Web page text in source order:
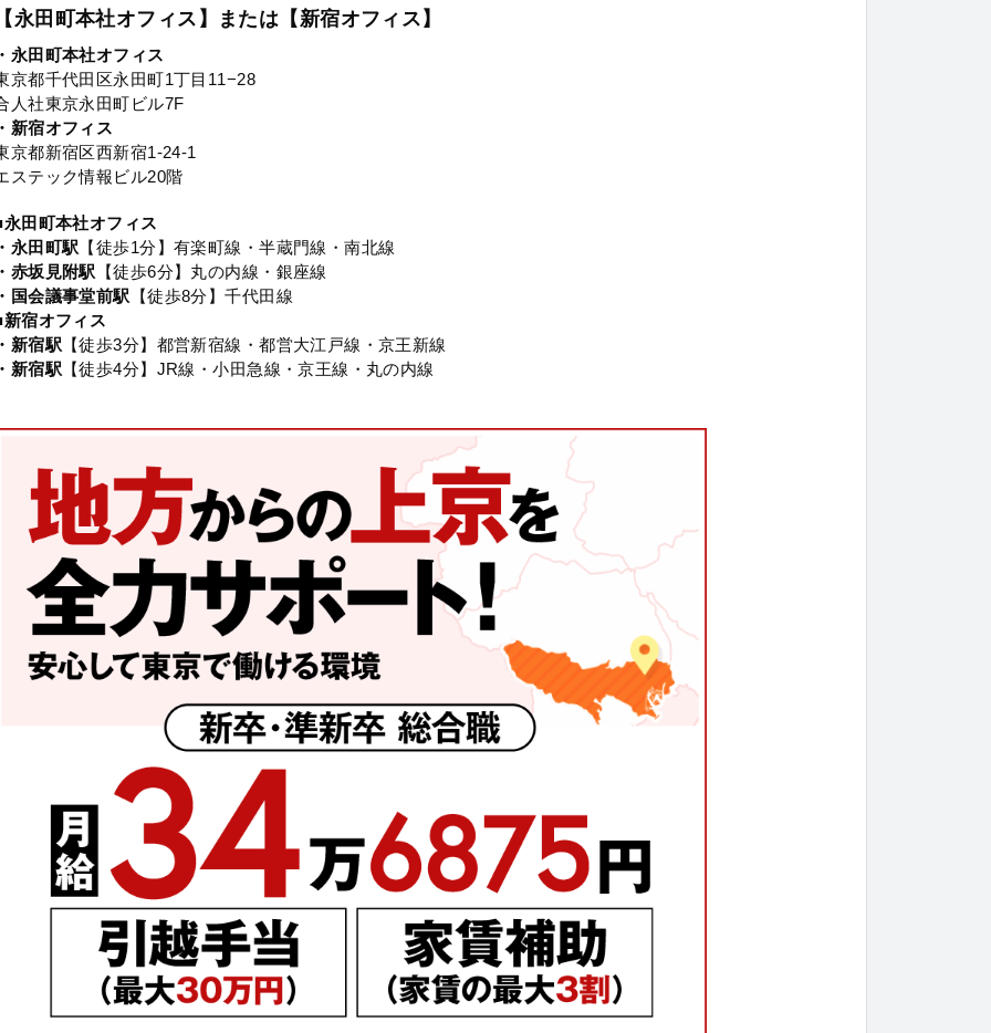
永田町本社オフィス】または【新宿オフィス】
永田町本社オフィス
京都千代田区永田町1丁目11−28
人社東京永田町ビル7F
新宿オフィス
京都新宿区西新宿1-24-1
ステック情報ビル20階
永田町本社オフィス
永田町駅 【徒歩1分】有楽町線・半蔵門線・南北線
赤坂見附駅
【徒歩6分】丸の内線・銀座線
国会議事堂前駅
【徒歩8分】千代田線
新宿オフィス
新宿駅 【徒歩3分】都営新宿線・都営大江戸線・京王新線
新宿駅 【徒歩4分】JR線・小田急線・京王線・丸の内線